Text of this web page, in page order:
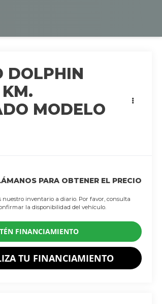
DOLPHIN
MODELO
PARA OBTENER EL PRECIO
nuestro inventario a diario. Por favor, consulta
la disponibilidad del vehículo.
FINANCIAMIENTO
TU FINANCIAMIENTO